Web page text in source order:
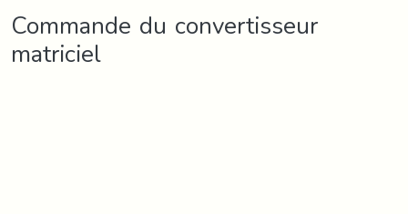
Commande du convertisseur
matriciel